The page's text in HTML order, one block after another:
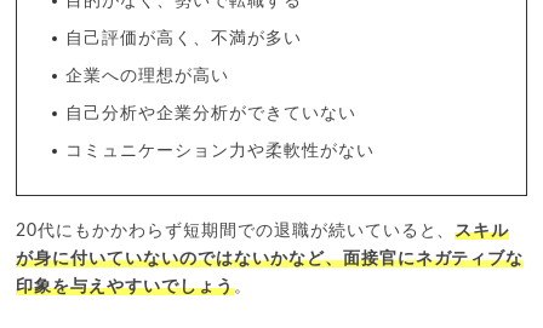
自己評価が高く、不満が多い
企業への理想が高い
自己分析や企業分析ができていない
コミュニケーション力や柔軟性がない
20代にもかかわらず短期間での退職が続いていると、スキル
が身に付いていないのではないかなど、面接官にネガティブな
印象を与えやすいでしょう。